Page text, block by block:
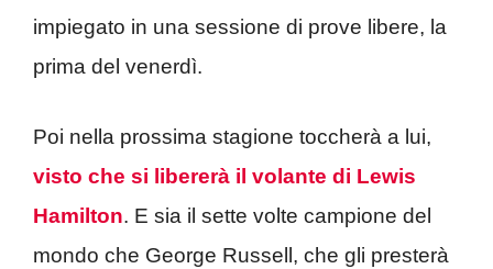
impiegato in una sessione di prove libere, la
prima del venerdì.
Poi nella prossima stagione toccherà a lui,
visto che si libererà il volante di Lewis
Hamilton. E sia il sette volte campione del
mondo che George Russell, che gli presterà